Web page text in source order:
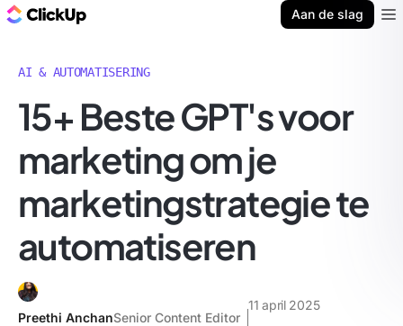
Aan de slag
AI & AUTOMATISERING
15+ Beste GPT's voor
marketing om je
marketingstrategie te
automatiseren
Preethi AnchanSenior Content Editor
11 april 2025